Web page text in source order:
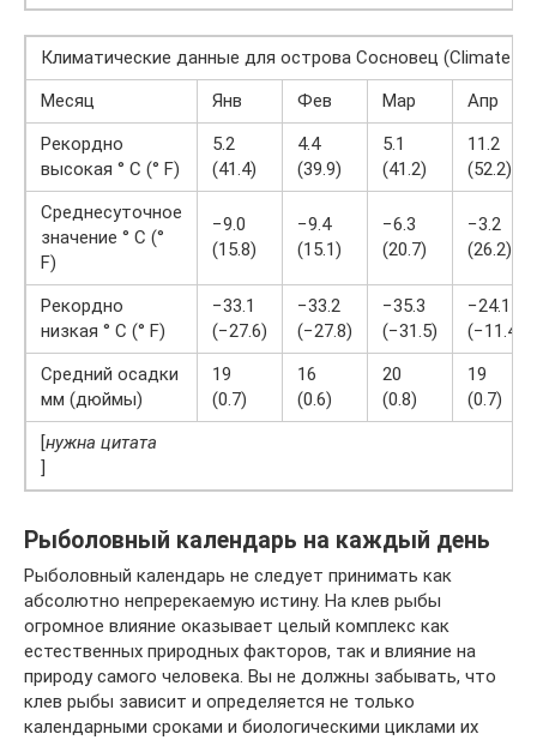
Климатические данные для острова Сосновец (Climate ID:
Месяц
Янв Фев Мар
Апр
Рекордно
высокая ° C (° F)
5.2
(41.4)
4.4
(39.9)
5.1
(41.2)
11.2
(52.2)
Среднесуточное
значение ° C (°
F)
−9.0
(15.8)
−9.4
(15.1)
−6.3
(20.7)
−3.2
(26.2)
Рекордно
низкая ° C (° F)
−33.1
(−27.6)
−33.2
(−27.8)
−35.3
(−31.5)
−24.1
(−11.4)
Средний осадки
мм (дюймы)
19
(0.7)
16
(0.6)
20
(0.8)
19
(0.7)
[нужна цитата
]
Рыболовный календарь на каждый день
Рыболовный календарь не следует принимать как
абсолютно непререкаемую истину. На клев рыбы
огромное влияние оказывает целый комплекс как
естественных природных факторов, так и влияние на
природу самого человека. Вы не должны забывать, что
клев рыбы зависит и определяется не только
календарными сроками и биологическими циклами их